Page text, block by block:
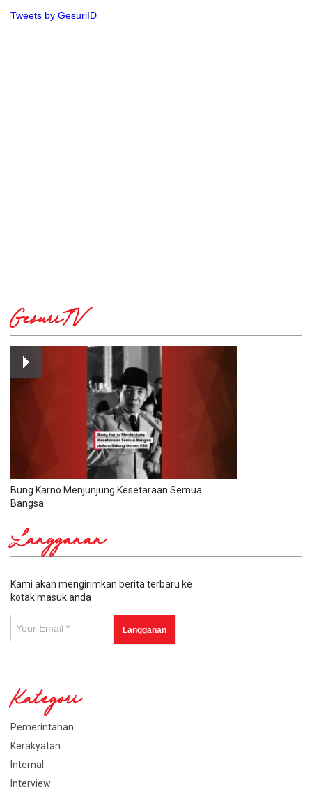
Tweets by GesuriID
GesuriTV
Bung Karno Menjunjung Kesetaraan Semua
Bangsa
Langganan
Kami akan mengirimkan berita terbaru ke
kotak masuk anda
Kategori
Pemerintahan
Kerakyatan
Internal
Interview